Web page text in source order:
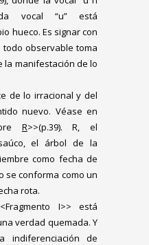
vocal “u” está
hueco. Es signar con
observable toma
la manifestación de lo
de lo irracional y del
nuevo. Véase en
R>>(p.39). R, el
el árbol de la
como fecha de
se conforma como un
rota.
I>> está
verdad quemada. Y
indiferenciación de